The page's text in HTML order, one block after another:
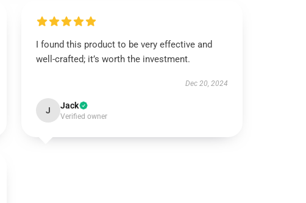
I found this product to be very effective and
well-crafted; it’s worth the investment.
Dec 20, 2024
J Jack
Verified owner